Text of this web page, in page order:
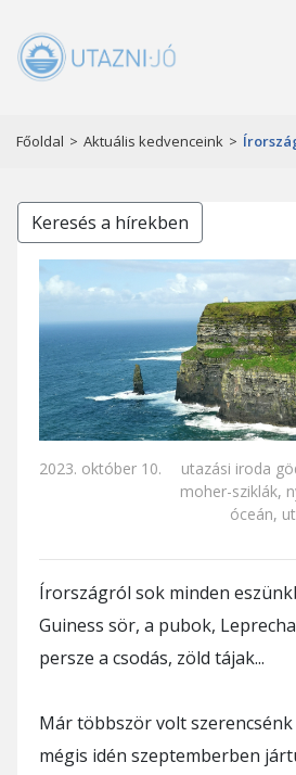
Főoldal > Aktuális kedvenceink >
Keresés a hírekben
2023. október 10. utazási iroda
moher-sziklák,
óceán,
Írországról sok minden
Guiness sör, a pubok,
persze a csodás, zöld tájak...
Már többször volt
mégis idén szeptemberben